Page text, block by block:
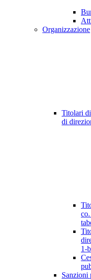
Organizzazione
Titolari
di
1-
Sanzioni